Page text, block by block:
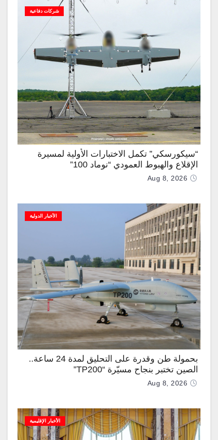
شركات دفاعية
“سيكورسكي” تكمل الاختبارات الأولية لمسيرة
الإقلاع والهبوط العمودي “نوماد 100”
Aug 8, 2026
الأخبار الدولية
بحمولة طن وقدرة على التحليق لمدة 24 ساعة..
الصين تختبر بنجاح مسيّرة “TP200”
Aug 8, 2026
الأخبار الإقليمية